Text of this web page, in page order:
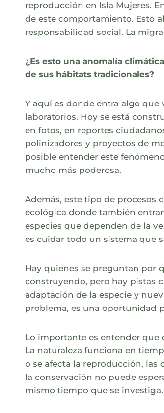
reproducción en Isla Mujeres.
de este comportamiento. Esto
responsabilidad social. La
¿Es esto una anomalía
de sus hábitats tradicionales?
Y aquí es donde entra algo que
laboratorios. Hoy se está
en fotos, en reportes
polinizadores y proyectos de
posible entender este
mucho más poderosa.
Además, este tipo de procesos
ecológica donde también
especies que dependen de la
es cuidar todo un sistema que
Hay quienes se preguntan por
construyendo, pero hay pistas
adaptación de la especie y
problema, es una oportunidad
Lo importante es entender que
La naturaleza funciona en
o se afecta la reproducción, las
la conservación no puede
mismo tiempo que se investiga.